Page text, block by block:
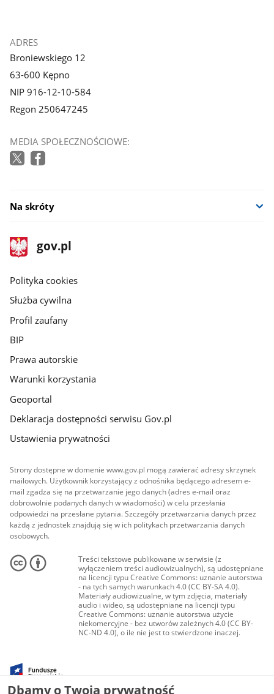
stopka
ADRES
Broniewskiego 12
63-600 Kępno
NIP 916-12-10-584
Regon 250647245
MEDIA SPOŁECZNOŚCIOWE:
Na skróty
stopka
gov.pl
Strona
gov.pl
gov.pl
Polityka cookies
Służba cywilna
Profil zaufany
BIP
Prawa autorskie
Warunki korzystania
Geoportal
Deklaracja dostępności serwisu Gov.pl
Ustawienia prywatności
Strony dostępne w domenie www.gov.pl mogą zawierać adresy skrzynek
mailowych. Użytkownik korzystający z odnośnika będącego adresem e-
mail zgadza się na przetwarzanie jego danych (adres e-mail oraz
dobrowolnie podanych danych w wiadomości) w celu przesłania
odpowiedzi na przesłane pytania. Szczegóły przetwarzania danych przez
każdą z jednostek znajdują się w ich politykach przetwarzania danych
osobowych.
Treści tekstowe publikowane w serwisie (z
wyłączeniem treści audiowizualnych), są udostępniane
na licencji typu Creative Commons: uznanie autorstwa
- na tych samych warunkach 4.0 (CC BY-SA 4.0).
Materiały audiowizualne, w tym zdjęcia, materiały
audio i wideo, są udostępniane na licencji typu
Creative Commons: uznanie autorstwa użycie
niekomercyjne - bez utworów zależnych 4.0 (CC BY-
NC-ND 4.0), o ile nie jest to stwierdzone inaczej.
Dbamy o Twoją prywatność